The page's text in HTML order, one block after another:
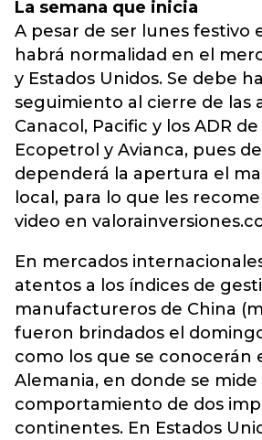
La semana que inicia
A pesar de ser lunes festivo
habrá normalidad en el
y Estados Unidos. Se debe
seguimiento al cierre de las
Canacol, Pacific y los ADR
Ecopetrol y Avianca, pues
dependerá la apertura el
local, para lo que les
video en
En mercados
atentos a los índices de
manufactureros de China
fueron brindados el
como los que se conocerán
Alemania, en donde se mide
comportamiento de dos
continentes. En Estados